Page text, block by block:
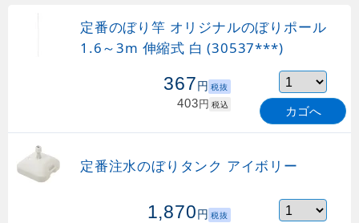
定番のぼり竿 オリジナルのぼりポール
1.6～3m 伸縮式 白 (30537***)
367円 税抜
403円 税込 カゴへ
定番注水のぼりタンク アイボリー
1,870円 税抜